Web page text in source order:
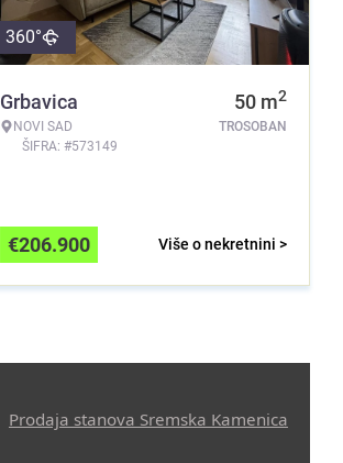
360°
Grbavica
NOVI SAD
ŠIFRA: #573149
50 m2
TROSOBAN
Više o nekretnini >
€206.900
Prodaja stanova Sremska Kamenica